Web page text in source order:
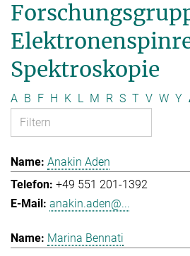
Spektroskopie
A B F H K L M R S T V W Y
Anakin Aden
+49 551 201-1392
anakin.aden@...
Marina Bennati